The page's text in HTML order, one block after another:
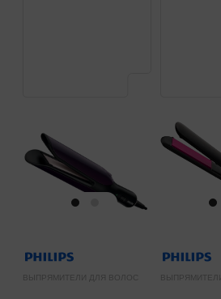
ВЫПРЯМИТЕЛИ ДЛЯ ВОЛОС